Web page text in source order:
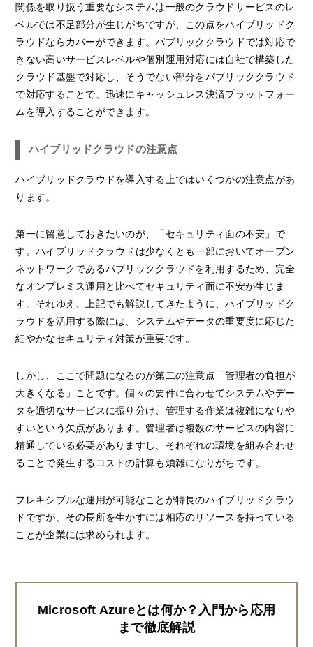
関係を取り扱う重要なシステムは一般のクラウドサービスのレ
ベルでは不足部分が生じがちですが、この点をハイブリッドク
ラウドならカバーができます。パブリッククラウドでは対応で
きない高いサービスレベルや個別運用対応には自社で構築した
クラウド基盤で対応し、そうでない部分をパブリッククラウド
で対応することで、迅速にキャッシュレス決済プラットフォー
ムを導入することができます。
ハイブリッドクラウドの注意点
ハイブリッドクラウドを導入する上ではいくつかの注意点があ
ります。
第一に留意しておきたいのが、「セキュリティ面の不安」で
す。ハイブリッドクラウドは少なくとも一部においてオープン
ネットワークであるパブリッククラウドを利用するため、完全
なオンプレミス運用と比べてセキュリティ面に不安が生じま
す。それゆえ、上記でも解説してきたように、ハイブリッドク
ラウドを活用する際には、システムやデータの重要度に応じた
細やかなセキュリティ対策が重要です。
しかし、ここで問題になるのが第二の注意点「管理者の負担が
大きくなる」ことです。個々の要件に合わせてシステムやデー
タを適切なサービスに振り分け、管理する作業は複雑になりや
すいという欠点があります。管理者は複数のサービスの内容に
精通している必要がありますし、それぞれの環境を組み合わせ
ることで発生するコストの計算も煩雑になりがちです。
フレキシブルな運用が可能なことが特長のハイブリッドクラウ
ドですが、その長所を生かすには相応のリソースを持っている
ことが企業には求められます。
Microsoft Azureとは何か？入門から応用
まで徹底解説